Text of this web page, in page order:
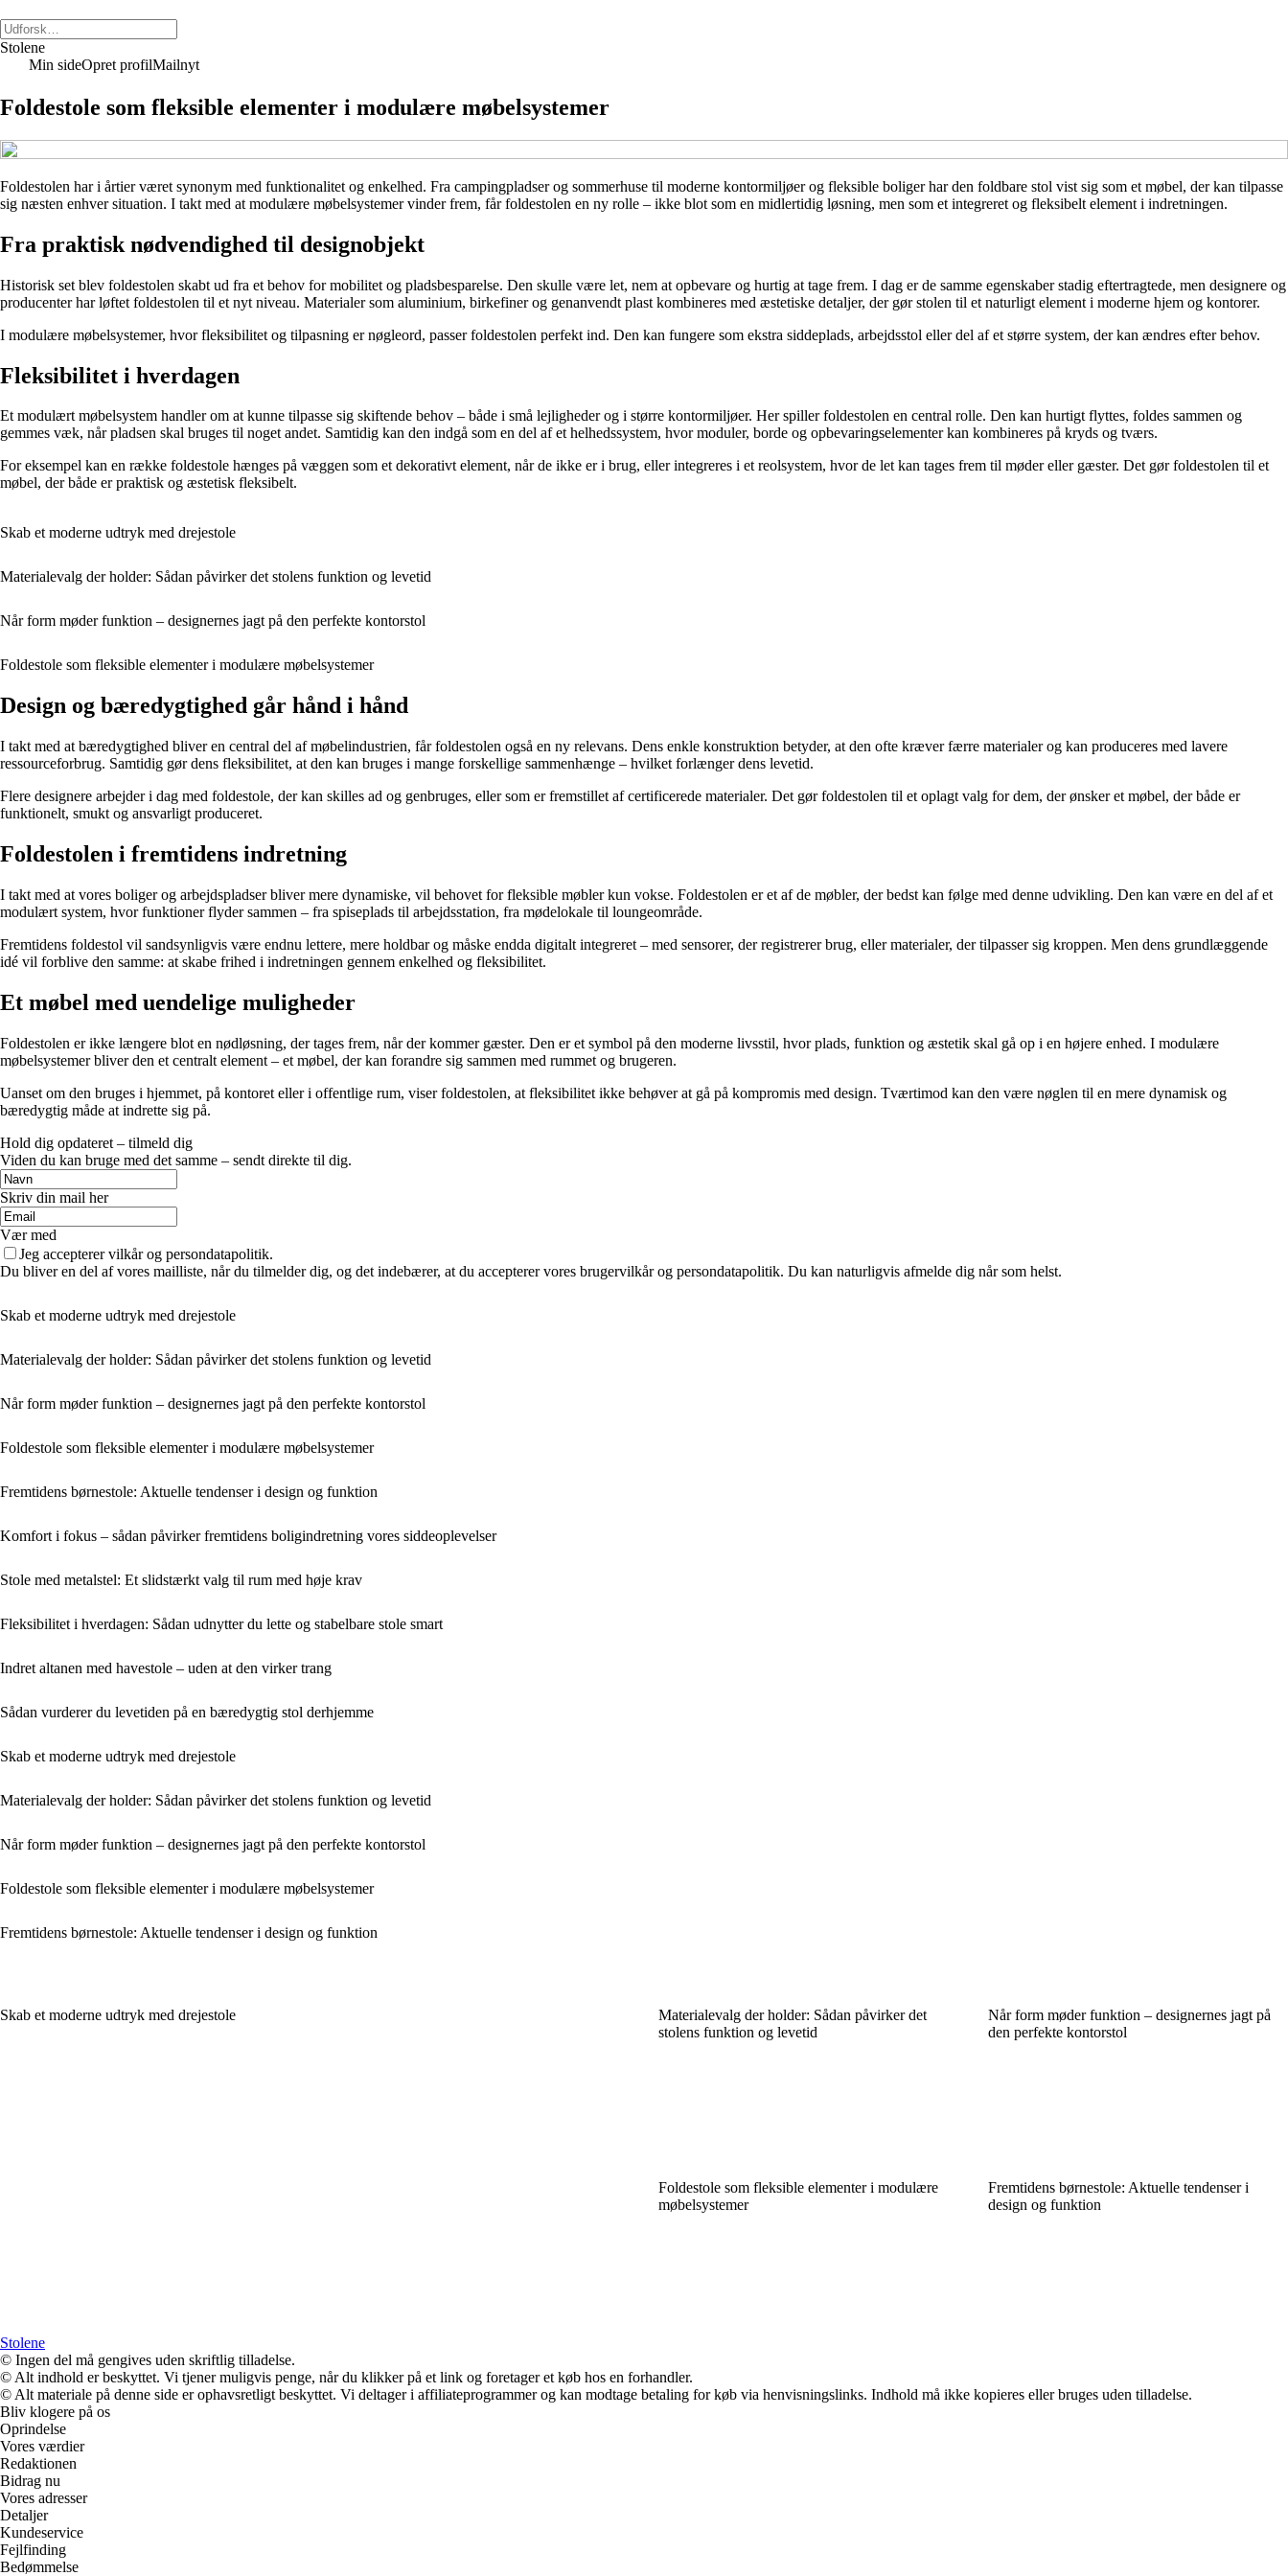
Stolene
Min sideOpret profilMailnyt
Foldestole som fleksible elementer i modulære møbelsystemer
Foldestolen har i årtier været synonym med funktionalitet og enkelhed. Fra campingpladser og sommerhuse til moderne kontormiljøer og fleksible boliger har den foldbare stol vist sig som et møbel, der kan tilpasse
sig næsten enhver situation. I takt med at modulære møbelsystemer vinder frem, får foldestolen en ny rolle – ikke blot som en midlertidig løsning, men som et integreret og fleksibelt element i indretningen.
Fra praktisk nødvendighed til designobjekt
Historisk set blev foldestolen skabt ud fra et behov for mobilitet og pladsbesparelse. Den skulle være let, nem at opbevare og hurtig at tage frem. I dag er de samme egenskaber stadig eftertragtede, men designere og
producenter har løftet foldestolen til et nyt niveau. Materialer som aluminium, birkefiner og genanvendt plast kombineres med æstetiske detaljer, der gør stolen til et naturligt element i moderne hjem og kontorer.
I modulære møbelsystemer, hvor fleksibilitet og tilpasning er nøgleord, passer foldestolen perfekt ind. Den kan fungere som ekstra siddeplads, arbejdsstol eller del af et større system, der kan ændres efter behov.
Fleksibilitet i hverdagen
Et modulært møbelsystem handler om at kunne tilpasse sig skiftende behov – både i små lejligheder og i større kontormiljøer. Her spiller foldestolen en central rolle. Den kan hurtigt flyttes, foldes sammen og
gemmes væk, når pladsen skal bruges til noget andet. Samtidig kan den indgå som en del af et helhedssystem, hvor moduler, borde og opbevaringselementer kan kombineres på kryds og tværs.
For eksempel kan en række foldestole hænges på væggen som et dekorativt element, når de ikke er i brug, eller integreres i et reolsystem, hvor de let kan tages frem til møder eller gæster. Det gør foldestolen til et
møbel, der både er praktisk og æstetisk fleksibelt.
Skab et moderne udtryk med drejestole
Materialevalg der holder: Sådan påvirker det stolens funktion og levetid
Når form møder funktion – designernes jagt på den perfekte kontorstol
Foldestole som fleksible elementer i modulære møbelsystemer
Design og bæredygtighed går hånd i hånd
I takt med at bæredygtighed bliver en central del af møbelindustrien, får foldestolen også en ny relevans. Dens enkle konstruktion betyder, at den ofte kræver færre materialer og kan produceres med lavere
ressourceforbrug. Samtidig gør dens fleksibilitet, at den kan bruges i mange forskellige sammenhænge – hvilket forlænger dens levetid.
Flere designere arbejder i dag med foldestole, der kan skilles ad og genbruges, eller som er fremstillet af certificerede materialer. Det gør foldestolen til et oplagt valg for dem, der ønsker et møbel, der både er
funktionelt, smukt og ansvarligt produceret.
Foldestolen i fremtidens indretning
I takt med at vores boliger og arbejdspladser bliver mere dynamiske, vil behovet for fleksible møbler kun vokse. Foldestolen er et af de møbler, der bedst kan følge med denne udvikling. Den kan være en del af et
modulært system, hvor funktioner flyder sammen – fra spiseplads til arbejdsstation, fra mødelokale til loungeområde.
Fremtidens foldestol vil sandsynligvis være endnu lettere, mere holdbar og måske endda digitalt integreret – med sensorer, der registrerer brug, eller materialer, der tilpasser sig kroppen. Men dens grundlæggende
idé vil forblive den samme: at skabe frihed i indretningen gennem enkelhed og fleksibilitet.
Et møbel med uendelige muligheder
Foldestolen er ikke længere blot en nødløsning, der tages frem, når der kommer gæster. Den er et symbol på den moderne livsstil, hvor plads, funktion og æstetik skal gå op i en højere enhed. I modulære
møbelsystemer bliver den et centralt element – et møbel, der kan forandre sig sammen med rummet og brugeren.
Uanset om den bruges i hjemmet, på kontoret eller i offentlige rum, viser foldestolen, at fleksibilitet ikke behøver at gå på kompromis med design. Tværtimod kan den være nøglen til en mere dynamisk og
bæredygtig måde at indrette sig på.
Hold dig opdateret – tilmeld dig
Viden du kan bruge med det samme – sendt direkte til dig.
Skriv din mail her
Vær med
Jeg accepterer vilkår og persondatapolitik.
Du bliver en del af vores mailliste, når du tilmelder dig, og det indebærer, at du accepterer vores brugervilkår og persondatapolitik. Du kan naturligvis afmelde dig når som helst.
Skab et moderne udtryk med drejestole
Materialevalg der holder: Sådan påvirker det stolens funktion og levetid
Når form møder funktion – designernes jagt på den perfekte kontorstol
Foldestole som fleksible elementer i modulære møbelsystemer
Fremtidens børnestole: Aktuelle tendenser i design og funktion
Komfort i fokus – sådan påvirker fremtidens boligindretning vores siddeoplevelser
Stole med metalstel: Et slidstærkt valg til rum med høje krav
Fleksibilitet i hverdagen: Sådan udnytter du lette og stabelbare stole smart
Indret altanen med havestole – uden at den virker trang
Sådan vurderer du levetiden på en bæredygtig stol derhjemme
Skab et moderne udtryk med drejestole
Materialevalg der holder: Sådan påvirker det stolens funktion og levetid
Når form møder funktion – designernes jagt på den perfekte kontorstol
Foldestole som fleksible elementer i modulære møbelsystemer
Fremtidens børnestole: Aktuelle tendenser i design og funktion
Skab et moderne udtryk med drejestole
Materialevalg der holder: Sådan påvirker det
stolens funktion og levetid
Når form møder funktion – designernes jagt på
den perfekte kontorstol
Foldestole som fleksible elementer i modulære
møbelsystemer
Fremtidens børnestole: Aktuelle tendenser i
design og funktion
Stolene
© Ingen del må gengives uden skriftlig tilladelse.
© Alt indhold er beskyttet. Vi tjener muligvis penge, når du klikker på et link og foretager et køb hos en forhandler.
© Alt materiale på denne side er ophavsretligt beskyttet. Vi deltager i affiliateprogrammer og kan modtage betaling for køb via henvisningslinks. Indhold må ikke kopieres eller bruges uden tilladelse.
Bliv klogere på os
Oprindelse
Vores værdier
Redaktionen
Bidrag nu
Vores adresser
Detaljer
Kundeservice
Fejlfinding
Bedømmelse